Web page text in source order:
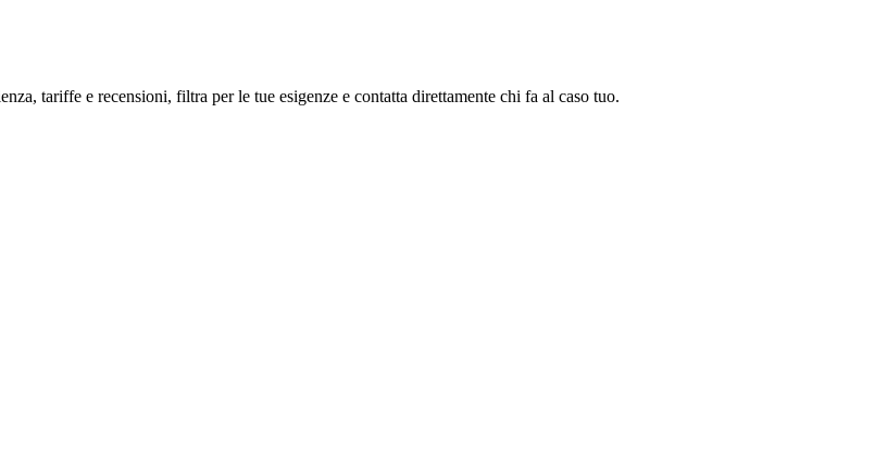
tariffe e recensioni, filtra per le tue esigenze e contatta direttamente chi fa al caso tuo.